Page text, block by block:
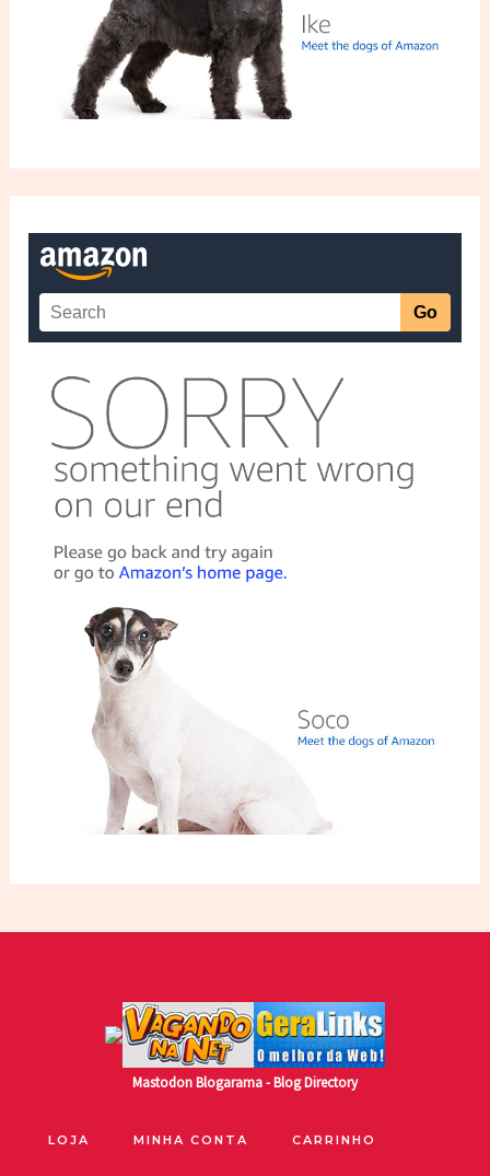
MastodonBlogarama - Blog Directory
LOJA MINHA CONTA CARRINHO